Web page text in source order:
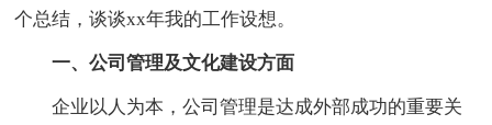
个总结，谈谈xx年我的工作设想。
一、公司管理及文化建设方面
企业以人为本，公司管理是达成外部成功的重要关